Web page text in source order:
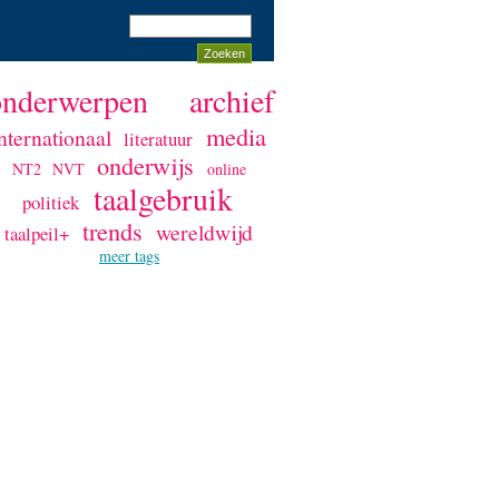
archief
literatuur media
NT2 NVT onderwijs online
politiek taalgebruik
taalpeil+ trends wereldwijd
meer tags